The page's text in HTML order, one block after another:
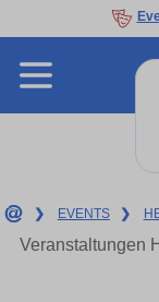
❯ EVENTS ❯
Veranstaltungen